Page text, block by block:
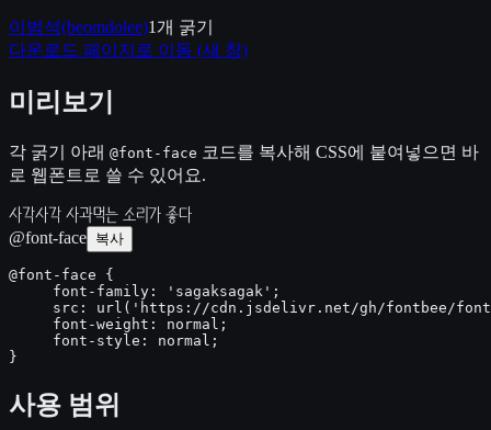
이범석(beomdolee)1 개 굵기
다운로드 페이지로 이동 (새 창)
미리보기
각 굵기 아래 @font-face 코드를 복사해 CSS에 붙여넣으면 바
로 웹폰트로 쓸 수 있어요.
사각사각 사과먹는 소리가 좋다
@font-face 복사
@font-face {
     font-family: 'sagaksagak';
src: url('https://cdn.jsdelivr.net/gh/fontbee/
     font-weight: normal;
     font-style: normal;
}
사용 범위